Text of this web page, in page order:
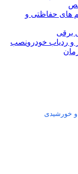
برقی
نصب
و خورشیدی